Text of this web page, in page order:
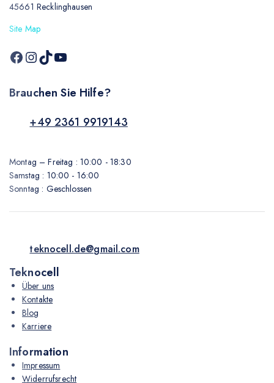
45661 Recklinghausen
Site Map
Brauchen Sie Hilfe?
+49 2361 9919143
Montag – Freitag : 10:00 - 18:30
Samstag : 10:00 - 16:00
Sonntag : Geschlossen
teknocell.de@gmail.com
Teknocell
Über uns
Kontakte
Blog
Karriere
Information
Impressum
Widerrufsrecht